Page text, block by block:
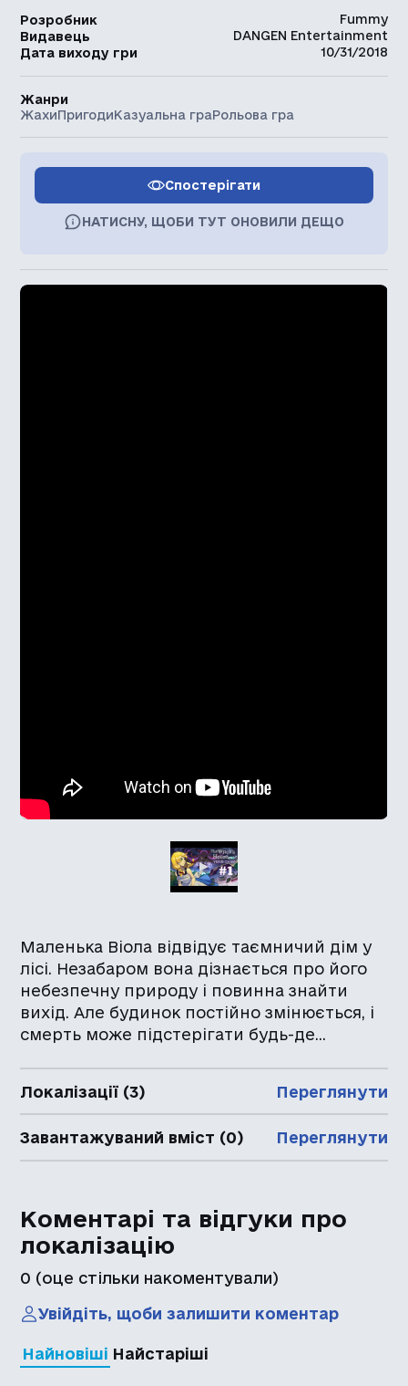
Маленька Віола відвідує таємничий дім у
лісі. Незабаром вона дізнається про його
небезпечну природу і повинна знайти
вихід. Але будинок постійно змінюється, і
смерть може підстерігати будь-де...
Локалізації (3) Переглянути
Завантажуваний вміст (0) Переглянути
Коментарі та відгуки про
локалізацію
0 (оце стільки накоментували)
Увійдіть, щоби залишити коментар
Найновіші Найстаріші
Розробник
Fummy
Видавець
DANGEN Entertainment
Дата виходу гри
10/31/2018
Жанри
ЖахиПригодиКазуальна граРольова гра
Спостерігати
НАТИСНУ, ЩОБИ ТУТ ОНОВИЛИ ДЕЩО